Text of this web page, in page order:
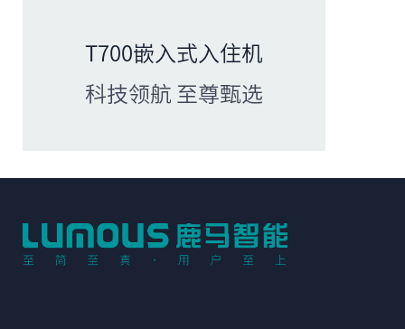
T700嵌入式入住机
科技领航 至尊甄选